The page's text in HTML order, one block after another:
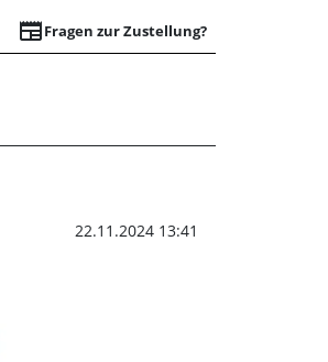
newspaperFragen zur Zustellung?
sollen
22.11.2024 13:41